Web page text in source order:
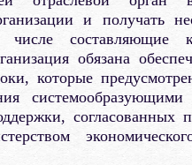
и получать
составляющие
обязана
которые
согласованных